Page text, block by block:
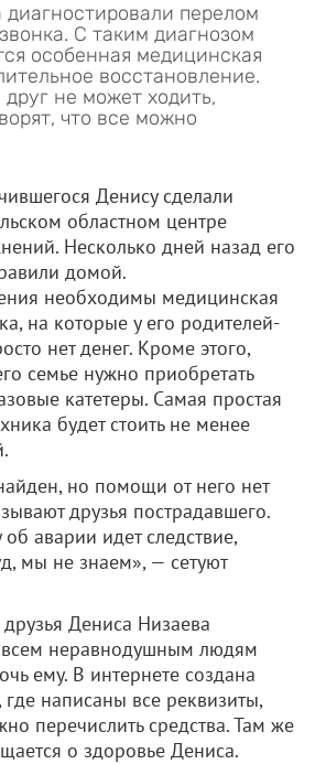
перелом
С таким диагнозом
особенная медицинская
восстановление.
не может ходить,
что все можно
Денису сделали
областном центре
Несколько дней назад его
домой.
необходимы медицинская
на которые у его родителей-
нет денег. Кроме этого,
семье нужно приобретать
катетеры. Самая простая
будет стоить не менее
но помощи от него нет
друзья пострадавшего.
аварии идет следствие,
мы не знаем», — сетуют
Дениса Низаева
неравнодушным людям
ему. В интернете создана
, где написаны все реквизиты,
перечислить средства. Там же
о здоровье Дениса.